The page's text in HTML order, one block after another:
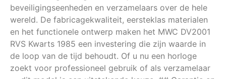
beveiligingseenheden en verzamelaars over de hele
wereld. De fabricagekwaliteit, eersteklas materialen
en het functionele ontwerp maken het MWC DV2001
RVS Kwarts 1985 een investering die zijn waarde in
de loop van de tijd behoudt. Of u nu een horloge
zoekt voor professioneel gebruik of als verzamelaar